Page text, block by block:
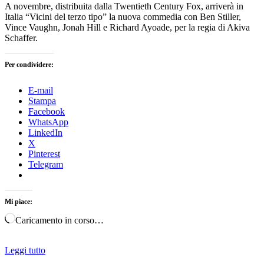
A novembre, distribuita dalla Twentieth Century Fox, arriverà in
Italia “Vicini del terzo tipo” la nuova commedia con Ben Stiller,
Vince Vaughn, Jonah Hill e Richard Ayoade, per la regia di Akiva
Schaffer.
Per condividere:
E-mail
Stampa
Facebook
WhatsApp
LinkedIn
X
Pinterest
Telegram
Mi piace:
Caricamento in corso…
Leggi tutto